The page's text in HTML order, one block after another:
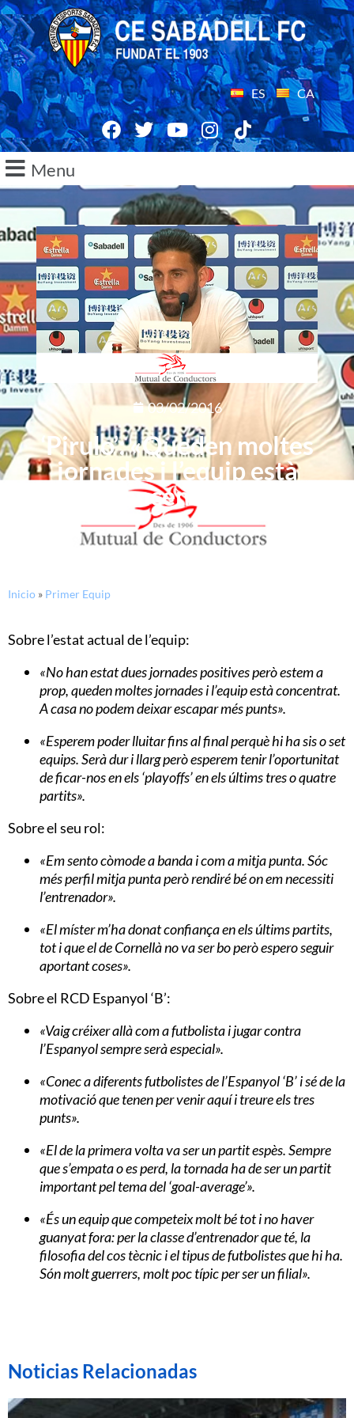
ES CA
Menu
03/02/2016
‘Pirulo’: «Queden moltes
jornades i l’equip està
concentrat»
Inicio » Primer Equip
Sobre l’estat actual de l’equip:
«No han estat dues jornades positives però estem a
prop, queden moltes jornades i l’equip està concentrat.
A casa no podem deixar escapar més punts».
«Esperem poder lluitar fins al final perquè hi ha sis o set
equips. Serà dur i llarg però esperem tenir l’oportunitat
de ficar-nos en els ‘playoffs’ en els últims tres o quatre
partits».
Sobre el seu rol:
«Em sento còmode a banda i com a mitja punta. Sóc
més perfil mitja punta però rendiré bé on em necessiti
l’entrenador».
«El míster m’ha donat confiança en els últims partits,
tot i que el de Cornellà no va ser bo però espero seguir
aportant coses».
Sobre el RCD Espanyol ‘B’:
«Vaig créixer allà com a futbolista i jugar contra
l’Espanyol sempre serà especial».
«Conec a diferents futbolistes de l’Espanyol ‘B’ i sé de la
motivació que tenen per venir aquí i treure els tres
punts».
«El de la primera volta va ser un partit espès. Sempre
que s’empata o es perd, la tornada ha de ser un partit
important pel tema del ‘goal-average’».
«És un equip que competeix molt bé tot i no haver
guanyat fora: per la classe d’entrenador que té, la
filosofia del cos tècnic i el tipus de futbolistes que hi ha.
Són molt guerrers, molt poc típic per ser un filial».
Noticias Relacionadas